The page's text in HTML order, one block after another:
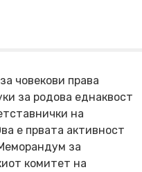
човекови права
за родова еднаквост
на
е првата активност
за
комитет на